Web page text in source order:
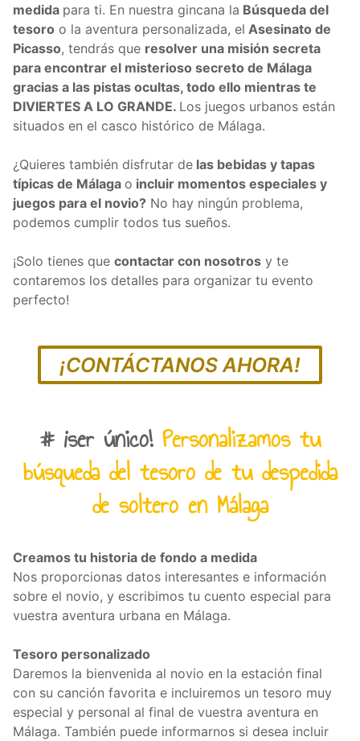
medida para ti. En nuestra gincana la Búsqueda del
tesoro o la aventura personalizada, el Asesinato de
Picasso, tendrás que resolver una misión secreta
para encontrar el misterioso secreto de Málaga
gracias a las pistas ocultas, todo ello mientras te
DIVIERTES A LO GRANDE. Los juegos urbanos están
situados en el casco histórico de Málaga.
¿Quieres también disfrutar de las bebidas y tapas
típicas de Málaga o incluir momentos especiales y
juegos para el novio? No hay ningún problema,
podemos cumplir todos tus sueños.
¡Solo tienes que contactar con nosotros y te
contaremos los detalles para organizar tu evento
perfecto!
¡CONTÁCTANOS AHORA!
# ¡ser único! Personalizamos tu
búsqueda del tesoro de tu despedida
de soltero en Málaga
Creamos tu historia de fondo a medida
Nos proporcionas datos interesantes e información
sobre el novio, y escribimos tu cuento especial para
vuestra aventura urbana en Málaga.
Tesoro personalizado
Daremos la bienvenida al novio en la estación final
con su canción favorita e incluiremos un tesoro muy
especial y personal al final de vuestra aventura en
Málaga. También puede informarnos si desea incluir